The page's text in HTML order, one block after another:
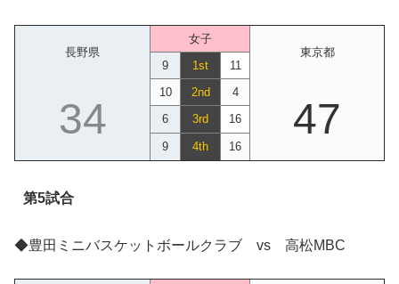
長野県
女子
東京都
9
1st 11
34
10 2nd 4
47
6 3rd 16
9 4th 16
第5試合
◆豊田ミニバスケットボールクラブ vs 高松MBC